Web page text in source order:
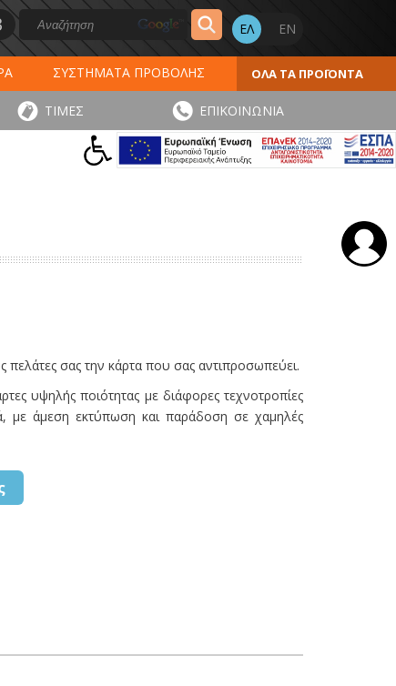
ΣΥΣΤΗΜΑΤΑ ΠΡΟΒΟΛΗΣ
2027
ΕΚΤΥΠΩΣΕΙΣ
ΑΥΤΟΚΟΛΛΗΤΑ - ΕΤΙΚΕΤΕΣ
ΟΛΑ ΤΑ ΠΡΟΪΟΝΤΑ
ΤΙΜΕΣ ΕΠΙΚΟΙΝΩΝΙΑ
πελάτες σας την κάρτα που σας αντιπροσωπεύει.
υψηλής ποιότητας με διάφορες τεχνοτροπίες
με άμεση εκτύπωση και παράδοση σε χαμηλές